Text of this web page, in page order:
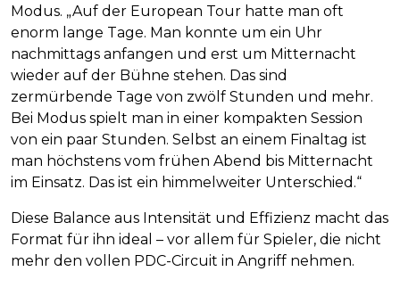
Modus. „Auf der European Tour hatte man oft
enorm lange Tage. Man konnte um ein Uhr
nachmittags anfangen und erst um Mitternacht
wieder auf der Bühne stehen. Das sind
zermürbende Tage von zwölf Stunden und mehr.
Bei Modus spielt man in einer kompakten Session
von ein paar Stunden. Selbst an einem Finaltag ist
man höchstens vom frühen Abend bis Mitternacht
im Einsatz. Das ist ein himmelweiter Unterschied.“
Diese Balance aus Intensität und Effizienz macht das
Format für ihn ideal – vor allem für Spieler, die nicht
mehr den vollen PDC-Circuit in Angriff nehmen.